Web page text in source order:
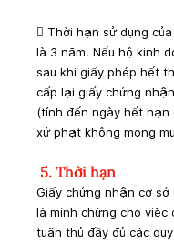
 Thời hạn sử dụng
là 3 năm. Nếu hộ kinh
sau khi giấy phép hết
cấp lại giấy chứng
(tính đến ngày hết hạn
xử phạt không mong
5. Thời hạn
Giấy chứng nhận cơ
là minh chứng cho việc
tuân thủ đầy đủ các